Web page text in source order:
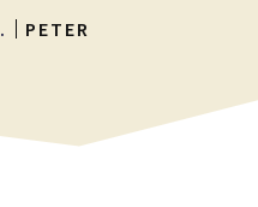
PETER